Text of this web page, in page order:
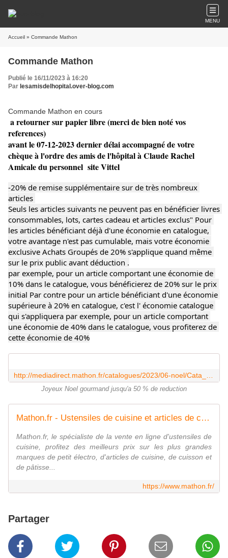
MENU
Accueil » Commande Mathon
Commande Mathon
Publié le 16/11/2023 à 16:20
Par lesamisdelhopital.over-blog.com
Commande Mathon en cours
a retourner sur papier libre (merci de bien noté vos
references)
avant le 07-12-2023 dernier délai accompagné de votre
chèque à l'ordre des amis de l'hôpital à Claude Rachel
Amicale du personnel site Vittel
-20% de remise supplémentaire sur de très nombreux
articles
Seuls les articles suivants ne peuvent pas en bénéficier livres
consommables, lots, cartes cadeau et articles exclus" Pour
les articles bénéficiant déjà d'une économie en catalogue,
votre avantage n'est pas cumulable, mais votre économie
exclusive Achats Groupés de 20% s'applique quand même
sur le prix public avant déduction .
par exemple, pour un article comportant une économie de
10% dans le catalogue, vous bénéficierez de 20% sur le prix
initial Par contre pour un article bénéficiant d'une économie
supérieure à 20% en catalogue, c'est l' économie catalogue
qui s'appliquera par exemple, pour un article comportant
une économie de 40% dans le catalogue, vous profiterez de
cette économie de 40%
Joyeux Noel gourmand jusqu'a 50 % de reduction
Mathon.fr - Ustensiles de cuisine et articles de cuisine - www.mathon.fr
Mathon.fr, le spécialiste de la vente en ligne d'ustensiles de
cuisine, profitez des meilleurs prix sur les plus grandes
marques de petit électro, d'articles de cuisine, de cuisson et
de pâtisse...
https://www.mathon.fr/
Partager